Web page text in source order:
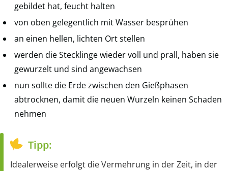
gebildet hat, feucht halten
von oben gelegentlich mit Wasser besprühen
an einen hellen, lichten Ort stellen
werden die Stecklinge wieder voll und prall, haben sie
gewurzelt und sind angewachsen
nun sollte die Erde zwischen den Gießphasen
abtrocknen, damit die neuen Wurzeln keinen Schaden
nehmen
Tipp:
Idealerweise erfolgt die Vermehrung in der Zeit, in der